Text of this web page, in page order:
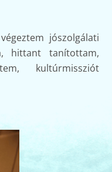
jószolgálati
hittant tanítottam,
kultúrmissziót